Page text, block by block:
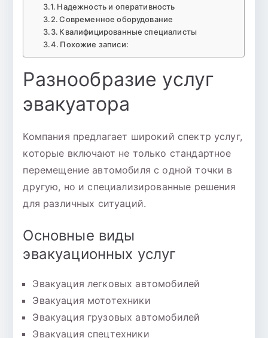
Надежность и оперативность
Современное оборудование
Квалифицированные специалисты
Похожие записи:
Разнообразие услуг
эвакуатора
Компания предлагает широкий спектр услуг,
которые включают не только стандартное
перемещение автомобиля с одной точки в
другую, но и специализированные решения
для различных ситуаций.
Основные виды
эвакуационных услуг
Эвакуация легковых автомобилей
Эвакуация мототехники
Эвакуация грузовых автомобилей
Эвакуация спецтехники